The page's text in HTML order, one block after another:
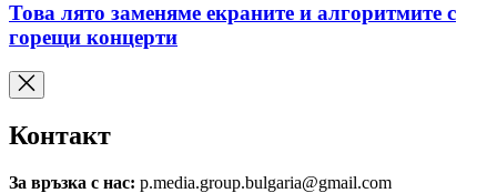
Това лято заменяме екраните и алгоритмите с
горещи концерти
Контакт
За връзка с нас: p.media.group.bulgaria@gmail.com